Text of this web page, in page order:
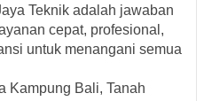
Teknik adalah jawaban
cepat, profesional,
untuk menangani semua
Kampung Bali, Tanah